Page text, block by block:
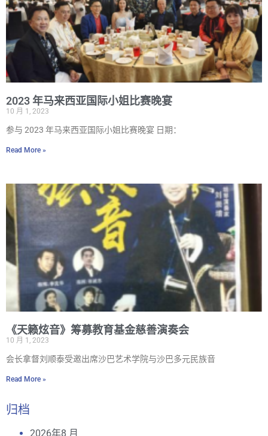
2023 年马来西亚国际小姐比赛晚宴
10 月 1, 2023
参与 2023 年马来西亚国际小姐比赛晚宴 日期：
Read More »
《天籁炫音》筹募教育基金慈善演奏会
10 月 1, 2023
会长拿督刘顺泰受邀出席沙巴艺术学院与沙巴多元民族音
Read More »
归档
2026年8 月